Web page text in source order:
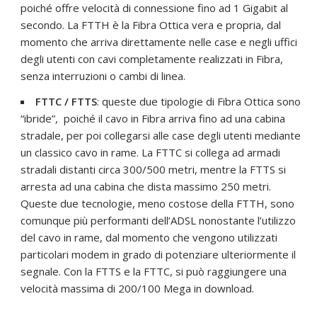
poiché offre velocità di connessione fino ad 1 Gigabit al
secondo. La FTTH è la Fibra Ottica vera e propria, dal
momento che arriva direttamente nelle case e negli uffici
degli utenti con cavi completamente realizzati in Fibra,
senza interruzioni o cambi di linea.
FTTC / FTTS: queste due tipologie di Fibra Ottica sono
“ibride”, poiché il cavo in Fibra arriva fino ad una cabina
stradale, per poi collegarsi alle case degli utenti mediante
un classico cavo in rame. La FTTC si collega ad armadi
stradali distanti circa 300/500 metri, mentre la FTTS si
arresta ad una cabina che dista massimo 250 metri.
Queste due tecnologie, meno costose della FTTH, sono
comunque più performanti dell’ADSL nonostante l’utilizzo
del cavo in rame, dal momento che vengono utilizzati
particolari modem in grado di potenziare ulteriormente il
segnale. Con la FTTS e la FTTC, si può raggiungere una
velocità massima di 200/100 Mega in download.